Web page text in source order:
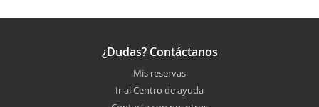
¿Dudas? Contáctanos
Mis reservas
Ir al Centro de ayuda